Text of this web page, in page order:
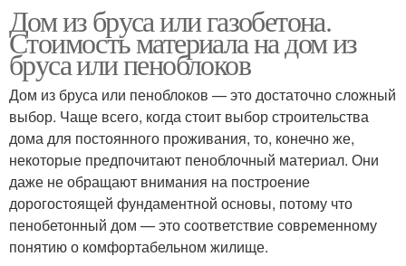
Дом из бруса или газобетона.
Стоимость материала на дом из
бруса или пеноблоков
Дом из бруса или пеноблоков — это достаточно сложный
выбор. Чаще всего, когда стоит выбор строительства
дома для постоянного проживания, то, конечно же,
некоторые предпочитают пеноблочный материал. Они
даже не обращают внимания на построение
дорогостоящей фундаментной основы, потому что
пенобетонный дом — это соответствие современному
понятию о комфортабельном жилище.